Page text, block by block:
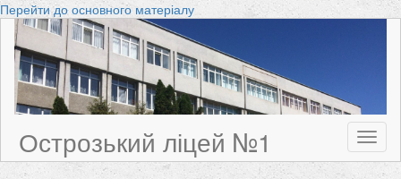
Перейти до основного матеріалу
Острозький ліцей №1